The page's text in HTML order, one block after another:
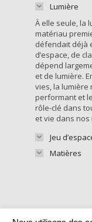
Lumière
À elle seule, la
matériau
défendait déjà
d’espace, de
dépend
et de lumière.
vies, la lumière
performant et
rôle-clé dans
et vie dans
Jeu
Matières